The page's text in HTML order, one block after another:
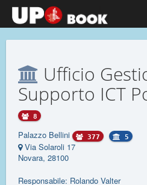
Ufficio
Supporto ICT
8
Palazzo Bellini 377 5
Via Solaroli 17
Novara, 28100
Responsabile: Rolando Valter